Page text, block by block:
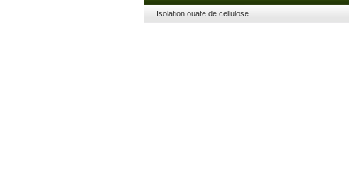
Isolation ouate de cellulose